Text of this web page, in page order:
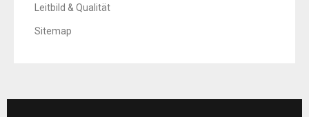
Leitbild & Qualität
Sitemap